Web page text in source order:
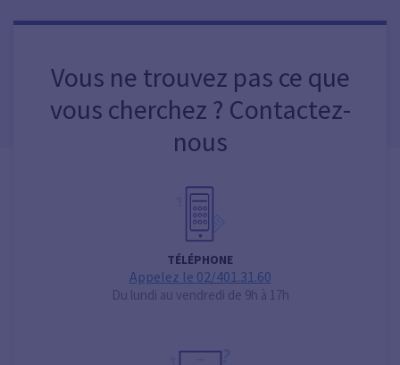
Vous ne trouvez pas ce que
vous cherchez ? Contactez-
nous
TÉLÉPHONE
Appelez le 02/401.31.60
Du lundi au vendredi de 9h à 17h